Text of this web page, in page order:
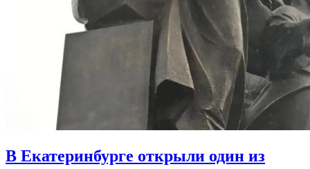
В Екатеринбурге открыли один из